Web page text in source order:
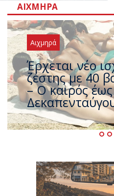
ΑΙΧΜΗΡΆ
Αιχμηρά
Άφαντος ο
που η χώρα